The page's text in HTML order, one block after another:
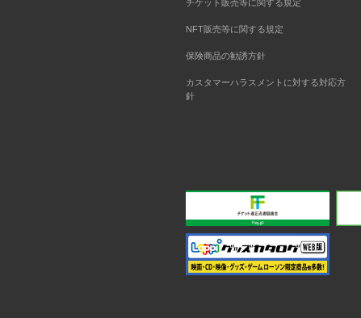
チケット販売等に関する規定
NFT販売等に関する規定
保険商品の勧誘方針
カスタマーハラスメントに対する対応方
針